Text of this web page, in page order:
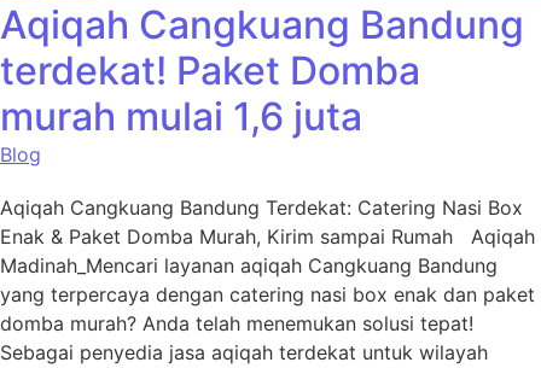
Aqiqah Cangkuang Bandung
terdekat! Paket Domba
murah mulai 1,6 juta
Blog
Aqiqah Cangkuang Bandung Terdekat: Catering Nasi Box
Enak & Paket Domba Murah, Kirim sampai Rumah Aqiqah
Madinah_Mencari layanan aqiqah Cangkuang Bandung
yang terpercaya dengan catering nasi box enak dan paket
domba murah? Anda telah menemukan solusi tepat!
Sebagai penyedia jasa aqiqah terdekat untuk wilayah